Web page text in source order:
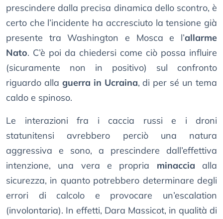
prescindere dalla precisa dinamica dello scontro, è
certo che l’incidente ha accresciuto la tensione già
presente tra Washington e Mosca e l’allarme
Nato. C’è poi da chiedersi come ciò possa influire
(sicuramente non in positivo) sul confronto
riguardo alla guerra in Ucraina, di per sé un tema
caldo e spinoso.
Le interazioni fra i caccia russi e i droni
statunitensi avrebbero perciò una natura
aggressiva e sono, a prescindere dall’effettiva
intenzione, una vera e propria minaccia alla
sicurezza, in quanto potrebbero determinare degli
errori di calcolo e provocare un’escalation
(involontaria). In effetti, Dara Massicot, in qualità di